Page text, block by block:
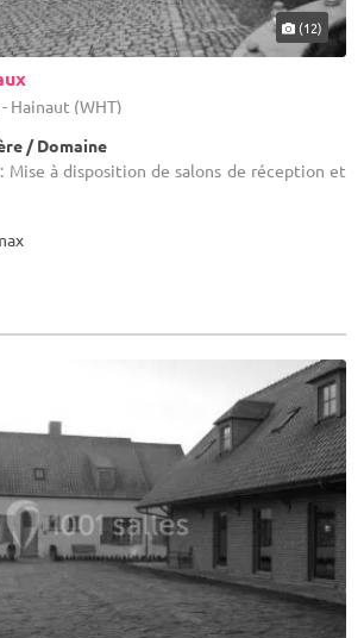
(12)
Hainaut (WHT)
/ Domaine
Mise à disposition de salons de réception et